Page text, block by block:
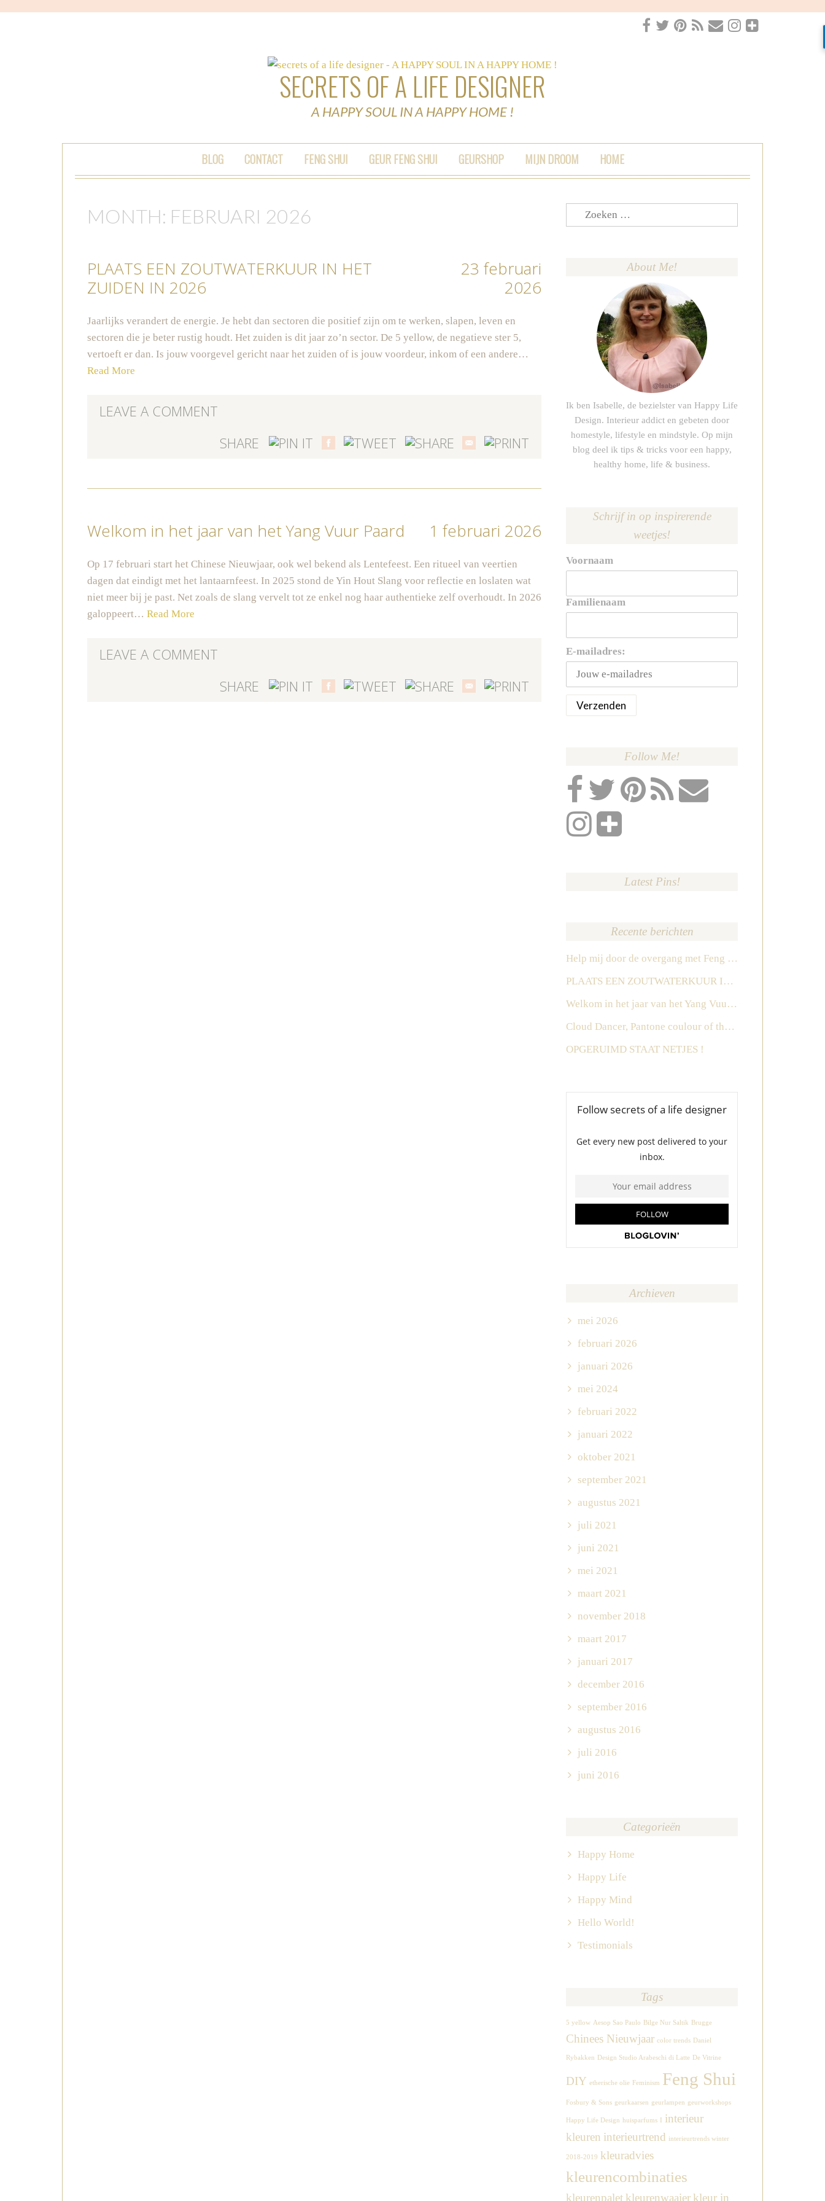
SECRETS OF A LIFE DESIGNER
A HAPPY SOUL IN A HAPPY HOME !
BLOG CONTACT FENG SHUI GEUR FENG SHUI GEURSHOP MIJN DROOM HOME
MONTH: FEBRUARI 2026
PLAATS EEN ZOUTWATERKUUR IN HET
ZUIDEN IN 2026
23 februari
2026
Jaarlijks verandert de energie. Je hebt dan sectoren die positief zijn om te werken, slapen, leven en
sectoren die je beter rustig houdt. Het zuiden is dit jaar zo’n sector. De 5 yellow, de negatieve ster 5,
vertoeft er dan. Is jouw voorgevel gericht naar het zuiden of is jouw voordeur, inkom of een andere…
Read More
LEAVE A COMMENT
SHARE
Welkom in het jaar van het Yang Vuur Paard 1 februari 2026
Op 17 februari start het Chinese Nieuwjaar, ook wel bekend als Lentefeest. Een ritueel van veertien
dagen dat eindigt met het lantaarnfeest. In 2025 stond de Yin Hout Slang voor reflectie en loslaten wat
niet meer bij je past. Net zoals de slang vervelt tot ze enkel nog haar authentieke zelf overhoudt. In 2026
galoppeert… Read More
LEAVE A COMMENT
SHARE
Zoeken
naar:
About Me!
Ik ben Isabelle, de bezielster van Happy Life
Design. Interieur addict en gebeten door
homestyle, lifestyle en mindstyle. Op mijn
blog deel ik tips & tricks voor een happy,
healthy home, life & business.
Schrijf in op inspirerende
weetjes!
Voornaam
Familienaam
E-mailadres:
Follow Me!
Latest Pins!
Recente berichten
Help mij door de overgang met Feng Shui
PLAATS EEN ZOUTWATERKUUR IN HET ZUIDEN IN 2026
Welkom in het jaar van het Yang Vuur Paard
Cloud Dancer, Pantone coulour of the year 2026
OPGERUIMD STAAT NETJES !
Archieven
mei 2026
februari 2026
januari 2026
mei 2024
februari 2022
januari 2022
oktober 2021
september 2021
augustus 2021
juli 2021
juni 2021
mei 2021
maart 2021
november 2018
maart 2017
januari 2017
december 2016
september 2016
augustus 2016
juli 2016
juni 2016
Categorieën
Happy Home
Happy Life
Happy Mind
Hello World!
Testimonials
Tags
5 yellow Aesop Sao Paulo Bilge Nur Saltik Brugge
Chinees Nieuwjaar color trends Daniel
Rybakken Design Studio Arabeschi di Latte De Vitrine
DIY etherische olie Feminism Feng Shui
Fosbury & Sons geurkaarsen geurlampen geurworkshops
Happy Life Design huisparfums
interieur
kleuren interieurtrend interieurtrends winter
2018-2019 kleuradvies
kleurencombinaties
kleurenpaletkleurenwaaierkleur in